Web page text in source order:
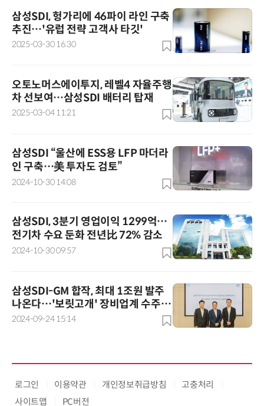
삼성SDI, 헝가리에 46파이 라인 구축
추진…'유럽 전략 고객사 타깃'
2025-03-30 16:30
오토노머스에이투지, 레벨4 자율주행
차 선보여…삼성SDI 배터리 탑재
2025-03-04 11:21
삼성SDI “울산에 ESS용 LFP 마더라
인 구축…美 투자도 검토”
2024-10-30 14:08
삼성SDI, 3분기 영업이익 1299억…
전기차 수요 둔화 전년比 72% 감소
2024-10-30 09:57
삼성SDI-GM 합작, 최대 1조원 발주
나온다…'보릿고개' 장비업계 수주 기
대감
2024-09-24 15:14
로그인 이용약관 개인정보취급방침
고충처리
사이트맵
PC버전